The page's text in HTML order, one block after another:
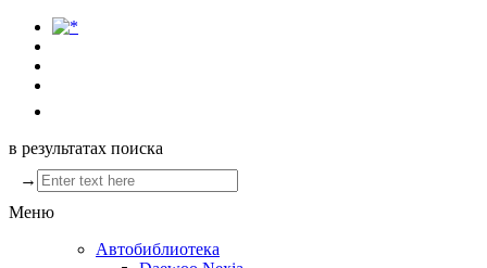
в результатах поиска
→
Меню
Автобиблиотека